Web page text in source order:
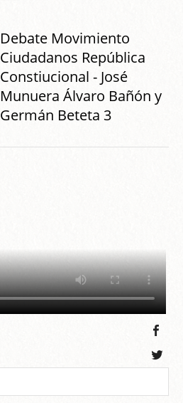
Debate Movimiento
Ciudadanos República
Constiucional - José
Munuera Álvaro Bañón y
Germán Beteta 3